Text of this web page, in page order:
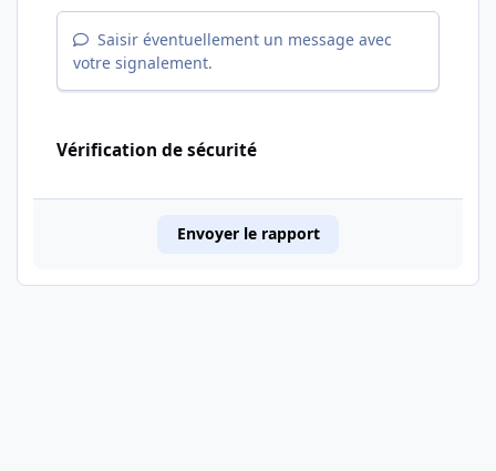
Saisir éventuellement un message avec
votre signalement.
Vérification de sécurité
Envoyer le rapport